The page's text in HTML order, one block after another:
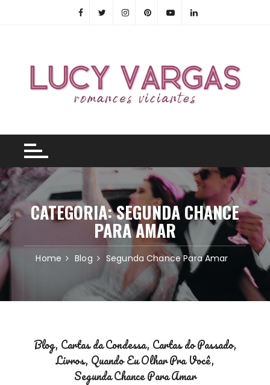
CATEGORIA:SEGUNDA CHANCE
PARA AMAR
Home Blog Segunda Chance Para Amar
Blog Cartas da Condessa Cartas do Passado
Livros Quando Eu Olhar Pra Você
Segunda Chance Para Amar